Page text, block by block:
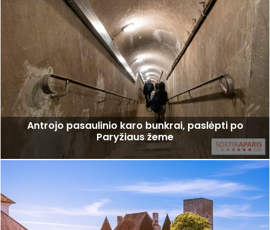
Antrojo pasaulinio karo bunkrai, paslėpti po
Paryžiaus žeme